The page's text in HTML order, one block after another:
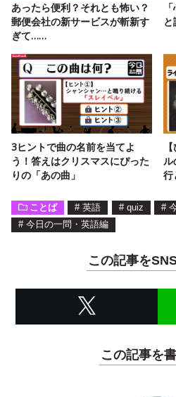
あったら便利？それとも怖い？
郵便会社の新サービスが斬新す
ぎて……
3ヒントで曲の名前を当てよ
う！答えはクリスマスにぴった
りの「あの曲」
ル
行
ことば # 英語 # quiz #
# 今日の一問・英語編
この記事を
この記事を